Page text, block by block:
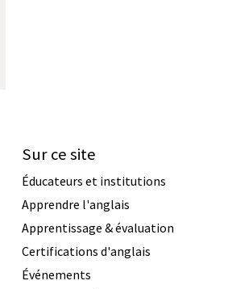
Sur ce site
Éducateurs et institutions
Apprendre l'anglais
Apprentissage & évaluation
Certifications d'anglais
Événements